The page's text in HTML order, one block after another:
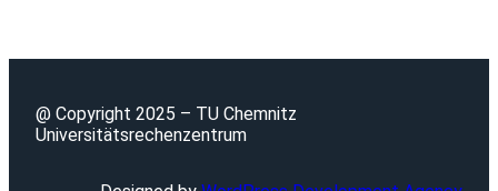
@ Copyright 2025 – TU Chemnitz
Universitätsrechenzentrum